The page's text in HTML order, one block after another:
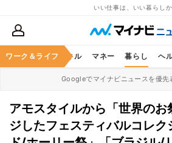
いい仕事は、いい暮らし
ワーク＆ライフ
ア ビジネススキル マネー 暮らし ヘ
Googleでマイナビニュースを優先
アモスタイルから「世界のお
ジしたフェスティバルコレク